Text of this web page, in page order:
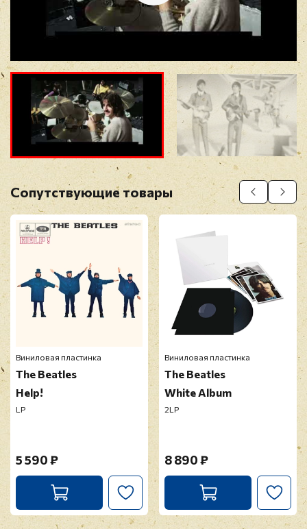
Отзыв *
Прикрепить фото
Оставить отзыв
Перед публикацией отзывы проходят
модерацию
Сопутствующие товары
Виниловая пластинка
The Beatles
Help!
LP
5 590 ₽
Виниловая пластинка
The Beatles
White Album
2LP
8 890 ₽